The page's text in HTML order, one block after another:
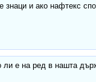
знаци и ако нафтекс
ли е на ред в нашта